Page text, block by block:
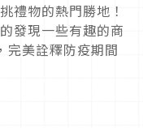
禮物的熱門勝地！
發現一些有趣的商
完美詮釋防疫期間